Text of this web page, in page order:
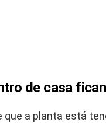
de casa
que a planta está